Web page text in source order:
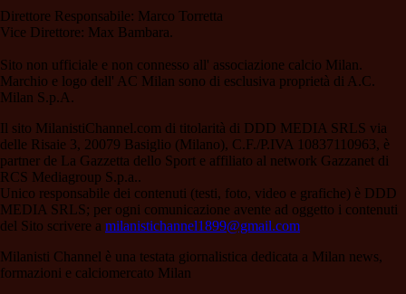
Direttore Responsabile: Marco Torretta
Vice Direttore: Max Bambara.
Sito non ufficiale e non connesso all' associazione calcio Milan.
Marchio e logo dell' AC Milan sono di esclusiva proprietà di A.C.
Milan S.p.A.
Il sito MilanistiChannel.com di titolarità di DDD MEDIA SRLS via
delle Risaie 3, 20079 Basiglio (Milano), C.F./P.IVA 10837110963, è
partner de La Gazzetta dello Sport e affiliato al network Gazzanet di
RCS Mediagroup S.p.a..
Unico responsabile dei contenuti (testi, foto, video e grafiche) è DDD
MEDIA SRLS; per ogni comunicazione avente ad oggetto i contenuti
del Sito scrivere a milanistichannel1899@gmail.com
Milanisti Channel è una testata giornalistica dedicata a Milan news,
formazioni e calciomercato Milan